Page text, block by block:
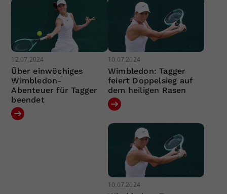
12.07.2024
Über einwöchiges
Wimbledon-
Abenteuer für Tagger
beendet
10.07.2024
Wimbledon: Tagger
feiert Doppelsieg auf
dem heiligen Rasen
10.07.2024